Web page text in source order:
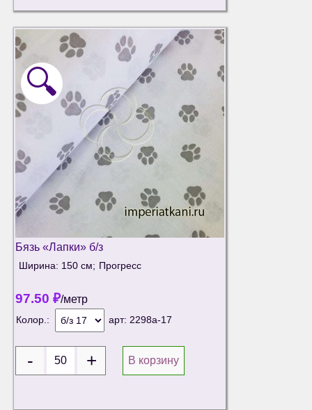
🔍
Бязь «Лапки» б/з
Ширина: 150 см; Прогресс
97.50 ₽/метр
Колор.: арт: 2298а-17
В корзину